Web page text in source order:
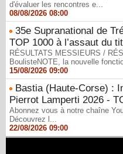
d'évaluer les rencontres e...
08/08/2026 08:00
35e Supranational de
TOP 1000 à l’assaut du
RÉSULTATS MESSIEURS /
BoulisteNOTE, la nouvelle
15/08/2026 09:00
Bastia (Haute-Corse) :
Pierrot Lamperti 2026 -
Abonnez vous à notre chaîne
Découvrez l...
22/08/2026 09:00